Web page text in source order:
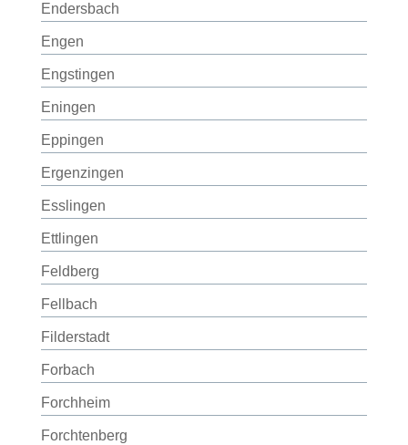
Endersbach
Engen
Engstingen
Eningen
Eppingen
Ergenzingen
Esslingen
Ettlingen
Feldberg
Fellbach
Filderstadt
Forbach
Forchheim
Forchtenberg